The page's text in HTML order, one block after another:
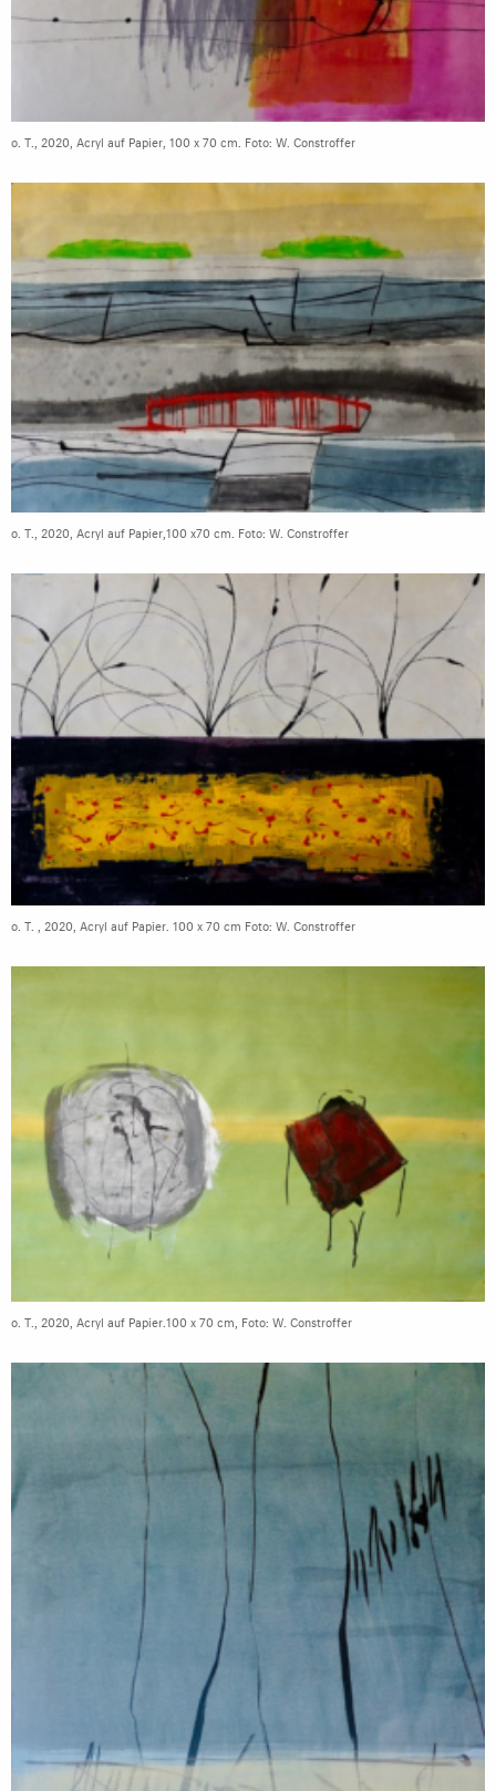
o. T., 2020, Acryl auf Papier, 100 x 70 cm. Foto: W. Constroffer
o. T., 2020, Acryl auf Papier,100 x70 cm. Foto: W. Constroffer
o. T. , 2020, Acryl auf Papier. 100 x 70 cm Foto: W. Constroffer
o. T., 2020, Acryl auf Papier.100 x 70 cm, Foto: W. Constroffer